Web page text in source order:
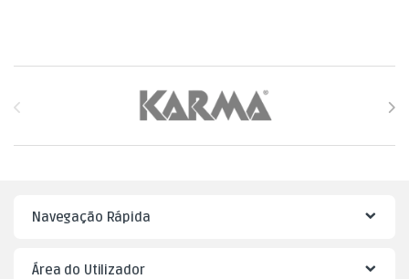
Brands Carousel
Navegação Rápida
Área do Utilizador